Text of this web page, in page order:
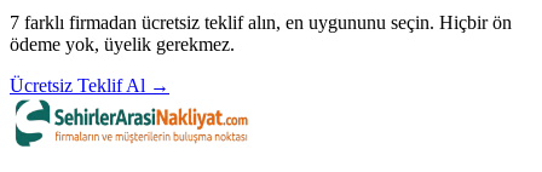
7 farklı firmadan ücretsiz teklif alın, en uygununu seçin. Hiçbir ön
ödeme yok, üyelik gerekmez.
Ücretsiz Teklif Al →